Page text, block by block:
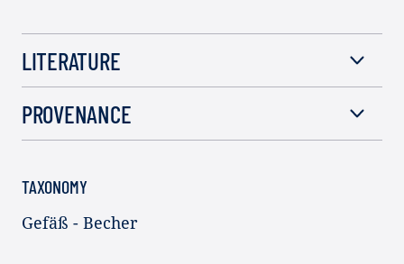
LITERATURE
PROVENANCE
TAXONOMY
Gefäß - Becher